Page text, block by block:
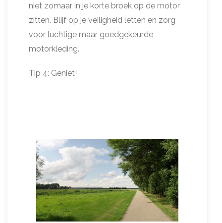
niet zomaar in je korte broek op de motor
zitten. Blijf op je veiligheid letten en zorg
voor luchtige maar goedgekeurde
motorkleding.
Tip 4: Geniet!